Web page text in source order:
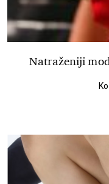
Natraženiji